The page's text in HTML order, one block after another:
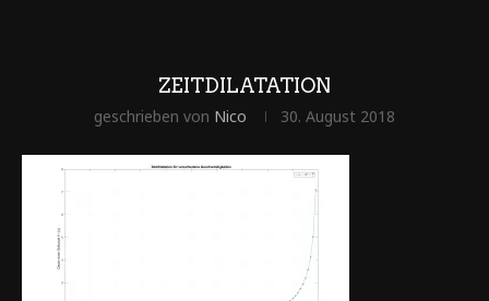
ZEITDILATATION
geschrieben von Nico 30. August 2018